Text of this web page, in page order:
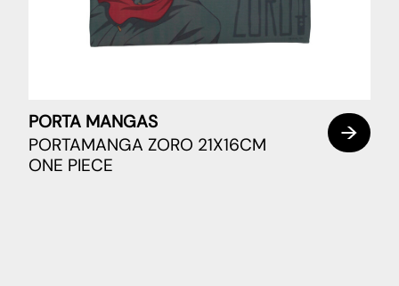
PORTA MANGAS
PORTAMANGA ZORO 21X16CM
ONE PIECE